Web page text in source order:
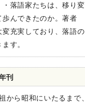
落語家たちは、移り変
んできたのか。著者
充実しており、落語の
す。
刊
ら昭和にいたるまで、